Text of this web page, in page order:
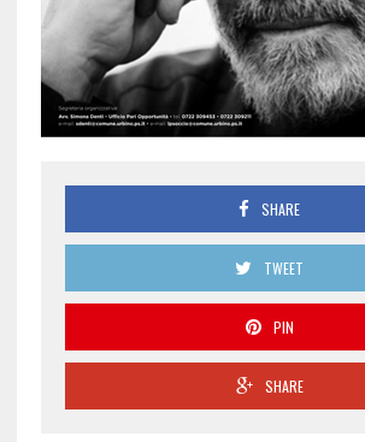
SHARE
TWEET
PIN
SHARE